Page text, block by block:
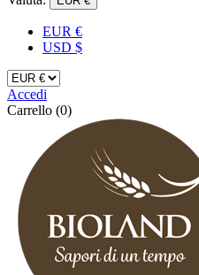
EUR €
USD $
Accedi
Carrello (0)